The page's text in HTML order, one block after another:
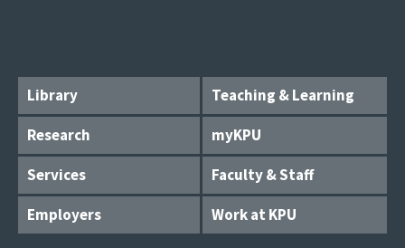
Library
Teaching & Learning
Research
myKPU
Services
Faculty & Staff
Employers
Work at KPU